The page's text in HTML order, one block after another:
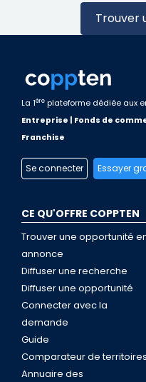
Trouver
La 1ère plateforme dédiée aux
Entreprise | Fonds de
Franchise
Se connecter Essayer
CE QU'OFFRE COPPTEN
Trouver une opportunité
annonce
Diffuser une recherche
Diffuser une opportunité
Connecter avec la
demande
Guide
Comparateur de territoires
Annuaire des